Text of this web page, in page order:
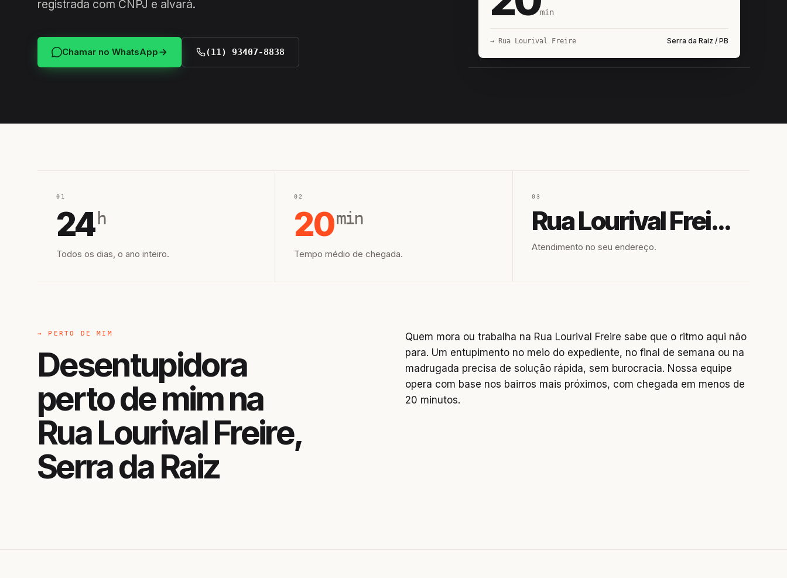
registrada com CNPJ e alvará.
Chamar no WhatsApp (11) 93407-8838
min
→ Rua Lourival Freire Serra da Raiz / PB
01
24 h
Todos os dias, o ano inteiro.
02
20min
Tempo médio de chegada.
03
Rua Lourival Freire
Atendimento no seu endereço.
→ PERTO DE MIM
Desentupidora
perto de mim na
Rua Lourival Freire,
Serra da Raiz
Quem mora ou trabalha na Rua Lourival Freire sabe que o ritmo aqui não
para. Um entupimento no meio do expediente, no final de semana ou na
madrugada precisa de solução rápida, sem burocracia. Nossa equipe
opera com base nos bairros mais próximos, com chegada em menos de
20 minutos.